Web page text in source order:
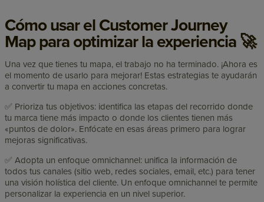
Cómo usar el Customer Journey
Map para optimizar la experiencia 🚀
Una vez que tienes tu mapa, el trabajo no ha terminado. ¡Ahora es
el momento de usarlo para mejorar! Estas estrategias te ayudarán
a convertir tu mapa en acciones concretas.
✅ Prioriza tus objetivos: identifica las etapas del recorrido donde
tu marca tiene más impacto o donde los clientes tienen más
«puntos de dolor». Enfócate en esas áreas primero para lograr
mejoras significativas.
✅ Adopta un enfoque omnichannel: unifica la información de
todos tus canales (sitio web, redes sociales, email, etc.) para tener
una visión holística del cliente. Un enfoque omnichannel te permite
personalizar la experiencia en un nivel superior.